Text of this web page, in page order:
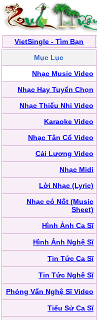
VietSingle - Tìm Bạn
Mục Lục
Nhạc Music Video
Nhạc Hay Tuyển Chọn
Nhạc Thiếu Nhi Video
Karaoke Video
Nhạc Tân Cổ Video
Cải Lương Video
Nhạc Midi
Lời Nhạc (Lyric)
Nhạc có Nốt (Music
Sheet)
Hình Ảnh Ca Sĩ
Hình Ảnh Nghệ Sĩ
Tin Tức Ca Sĩ
Tin Tức Nghệ Sĩ
Phỏng Vấn Nghệ Sĩ Video
Tiểu Sử Ca Sĩ